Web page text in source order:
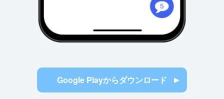
Google Playからダウンロード